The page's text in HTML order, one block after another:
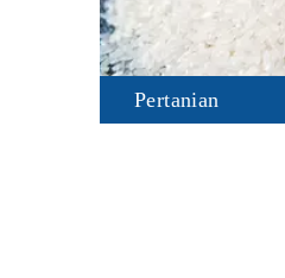
Pertanian